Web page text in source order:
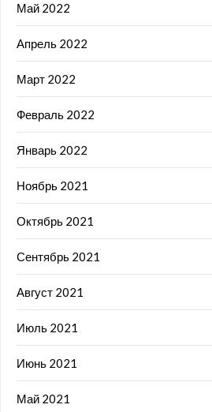
Май 2022
Апрель 2022
Март 2022
Февраль 2022
Январь 2022
Ноябрь 2021
Октябрь 2021
Сентябрь 2021
Август 2021
Июль 2021
Июнь 2021
Май 2021